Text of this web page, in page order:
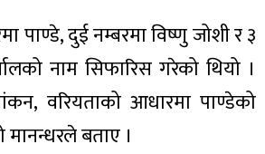
पाण्डे, दुई नम्बरमा विष्णु जोशी र ३
नाम सिफारिस गरेको थियो ।
वरियताको आधारमा पाण्डेको
मानन्धरले बताए ।